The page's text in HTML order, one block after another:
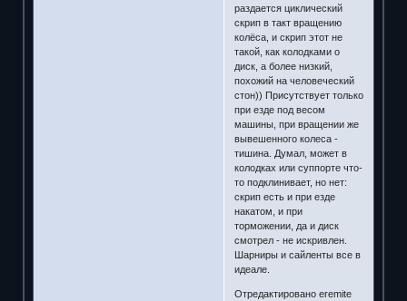
раздается циклический
скрип в такт вращению
колёса, и скрип этот не
такой, как колодками о
диск, а более низкий,
похожий на человеческий
стон)) Присутствует только
при езде под весом
машины, при вращении же
вывешенного колеса -
тишина. Думал, может в
колодках или суппорте что-
то подклинивает, но нет:
скрип есть и при езде
накатом, и при
торможении, да и диск
смотрел - не искривлен.
Шарниры и сайленты все в
идеале.
Отредактировано eremite